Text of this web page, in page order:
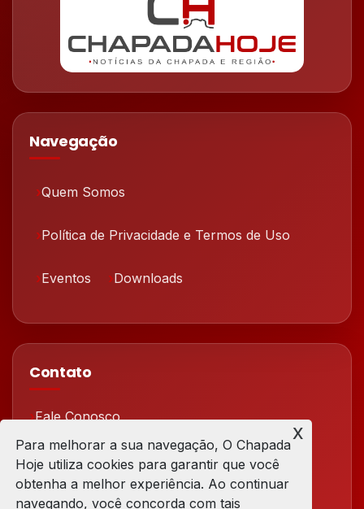
Navegação
Quem Somos
Política de Privacidade e Termos de Uso
Eventos Downloads
Contato
Fale Conosco
Redes Sociais
Para melhorar a sua navegação, O Chapada
Hoje utiliza cookies para garantir que você
obtenha a melhor experiência. Ao continuar
navegando, você concorda com tais
x